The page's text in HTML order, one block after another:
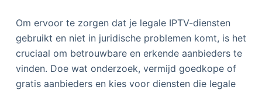
Om ervoor te zorgen dat je legale IPTV-diensten
gebruikt en niet in juridische problemen komt, is het
cruciaal om betrouwbare en erkende aanbieders te
vinden. Doe wat onderzoek, vermijd goedkope of
gratis aanbieders en kies voor diensten die legale